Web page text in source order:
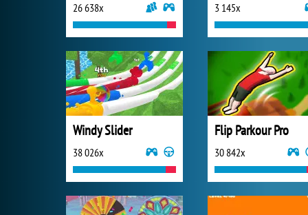
26 638x 3 145x
Windy Slider
38 026x
Flip Parkour Pro
30 842x